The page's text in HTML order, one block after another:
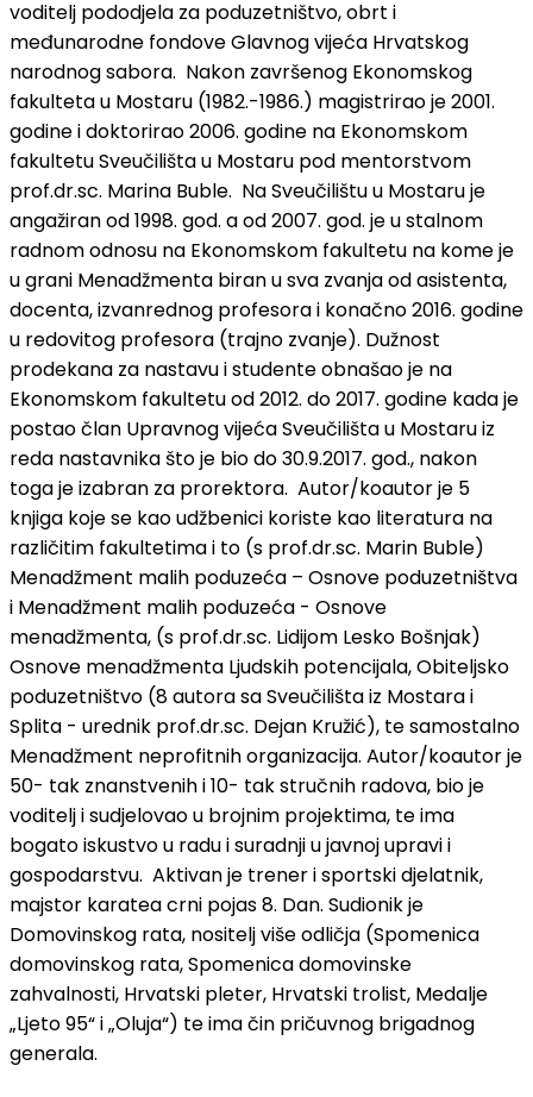
voditelj pododjela za poduzetništvo, obrt i
međunarodne fondove Glavnog vijeća Hrvatskog
narodnog sabora. Nakon završenog Ekonomskog
fakulteta u Mostaru (1982.-1986.) magistrirao je 2001.
godine i doktorirao 2006. godine na Ekonomskom
fakultetu Sveučilišta u Mostaru pod mentorstvom
prof.dr.sc. Marina Buble. Na Sveučilištu u Mostaru je
angažiran od 1998. god. a od 2007. god. je u stalnom
radnom odnosu na Ekonomskom fakultetu na kome je
u grani Menadžmenta biran u sva zvanja od asistenta,
docenta, izvanrednog profesora i konačno 2016. godine
u redovitog profesora (trajno zvanje). Dužnost
prodekana za nastavu i studente obnašao je na
Ekonomskom fakultetu od 2012. do 2017. godine kada je
postao član Upravnog vijeća Sveučilišta u Mostaru iz
reda nastavnika što je bio do 30.9.2017. god., nakon
toga je izabran za prorektora. Autor/koautor je 5
knjiga koje se kao udžbenici koriste kao literatura na
različitim fakultetima i to (s prof.dr.sc. Marin Buble)
Menadžment malih poduzeća – Osnove poduzetništva
i Menadžment malih poduzeća - Osnove
menadžmenta, (s prof.dr.sc. Lidijom Lesko Bošnjak)
Osnove menadžmenta Ljudskih potencijala, Obiteljsko
poduzetništvo (8 autora sa Sveučilišta iz Mostara i
Splita - urednik prof.dr.sc. Dejan Kružić), te samostalno
Menadžment neprofitnih organizacija. Autor/koautor je
50- tak znanstvenih i 10- tak stručnih radova, bio je
voditelj i sudjelovao u brojnim projektima, te ima
bogato iskustvo u radu i suradnji u javnoj upravi i
gospodarstvu. Aktivan je trener i sportski djelatnik,
majstor karatea crni pojas 8. Dan. Sudionik je
Domovinskog rata, nositelj više odličja (Spomenica
domovinskog rata, Spomenica domovinske
zahvalnosti, Hrvatski pleter, Hrvatski trolist, Medalje
„Ljeto 95“ i „Oluja“) te ima čin pričuvnog brigadnog
generala.